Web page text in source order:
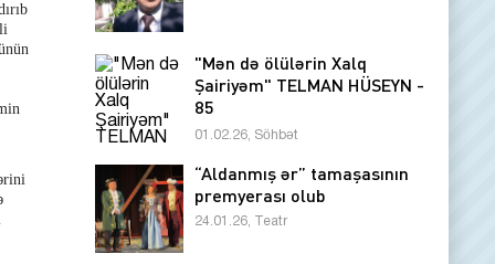
"Mən də ölülərin Xalq
Şairiyəm" TELMAN HÜSEYN -
85
01.02.26, Söhbət
“Aldanmış ər” tamaşasının
premyerası olub
24.01.26, Teatr